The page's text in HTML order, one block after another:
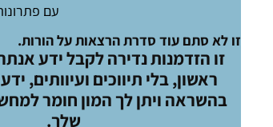
עם
​זו לא סתם עוד סדרת הרצאות על הורות.
זו הזדמנות נדירה לקבל ידע
ראשון, בלי תיווכים ועיוותים,
בהשראה ויתן לך המון חומר
שלך.